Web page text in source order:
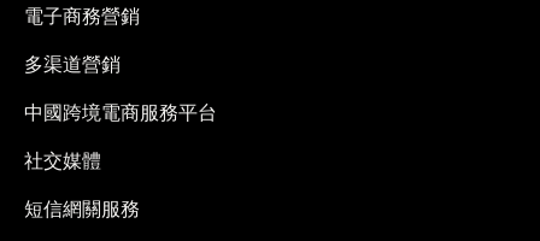
電子商務營銷
多渠道營銷
中國跨境電商服務平台
社交媒體
短信網關服務